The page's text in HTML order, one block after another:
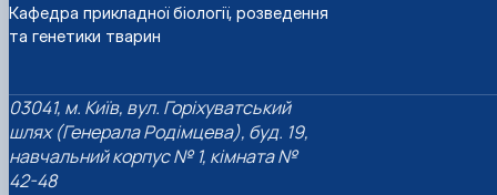
Кафедра прикладної біології, розведення
та генетики тварин
03041, м. Київ, вул. Горіхуватський
шлях (Генерала Родімцева), буд. 19,
навчальний корпус № 1, кімната №
42-48